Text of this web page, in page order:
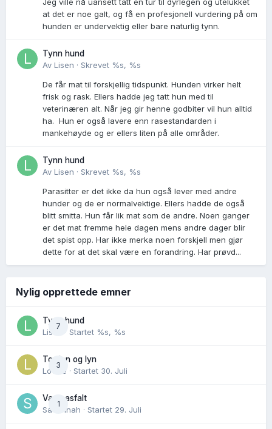
Jeg ville nå uansett tatt en tur til dyrlegen og utelukket
at det er noe galt, og få en profesjonell vurdering på om
hunden er undervektig eller bare naturlig tynn.
Tynn hund
Av Lisen · Skrevet %s, %s
De får mat til forskjellig tidspunkt. Hunden virker helt
frisk og rask. Ellers hadde jeg tatt hun med til
veterinæren alt. Når jeg gir henne godbiter vil hun alltid
ha. Hun er også lavere enn rasestandarden i
mankehøyde og er ellers liten på alle områder.
Tynn hund
Av Lisen · Skrevet %s, %s
Parasitter er det ikke da hun også lever med andre
hunder og de er normalvektige. Ellers hadde de også
blitt smitta. Hun får lik mat som de andre. Noen ganger
er det mat fremme hele dagen mens andre dager blir
det spist opp. Har ikke merka noen forskjell men gjør
dette for at det skal være en forandring. Har prøvd...
Nylig opprettede emner
7
Tynn hund
Lisen
· Startet %s, %s
3
Torden og lyn
Lovise · Startet 30. Juli
1
Varm asfalt
Savannah · Startet 29. Juli